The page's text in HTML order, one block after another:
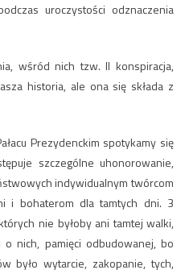
uroczystości odznaczenia
wśród nich tzw. II konspiracja,
historia, ale ona się składa z
Prezydenckim spotykamy się
szczególne uhonorowanie,
indywidualnym twórcom
i bohaterom dla tamtych dni. 3
nie byłoby ani tamtej walki,
nich, pamięci odbudowanej, bo
było wytarcie, zakopanie, tych,